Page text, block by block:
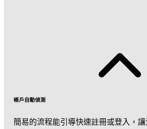
帳戶自動偵測
簡易的流程能引導快速註冊或登入，